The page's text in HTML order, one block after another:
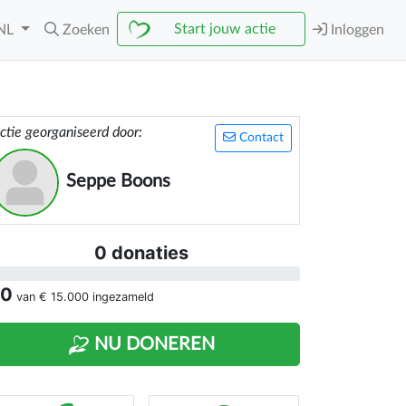
Zoeken Start jouw actie Inloggen
Contact
georganiseerd door:
Seppe Boons
0 donaties
van € 15.000 ingezameld
NU DONEREN